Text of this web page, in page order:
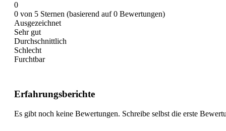
0
0 von 5 Sternen (basierend auf 0 Bewertungen)
Ausgezeichnet
Sehr gut
Durchschnittlich
Schlecht
Furchtbar
Erfahrungsberichte
Es gibt noch keine Bewertungen. Schreibe selbst die erste